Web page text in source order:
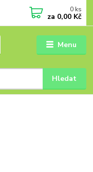
Menu
Hledat
0 ks
za 0,00 Kč